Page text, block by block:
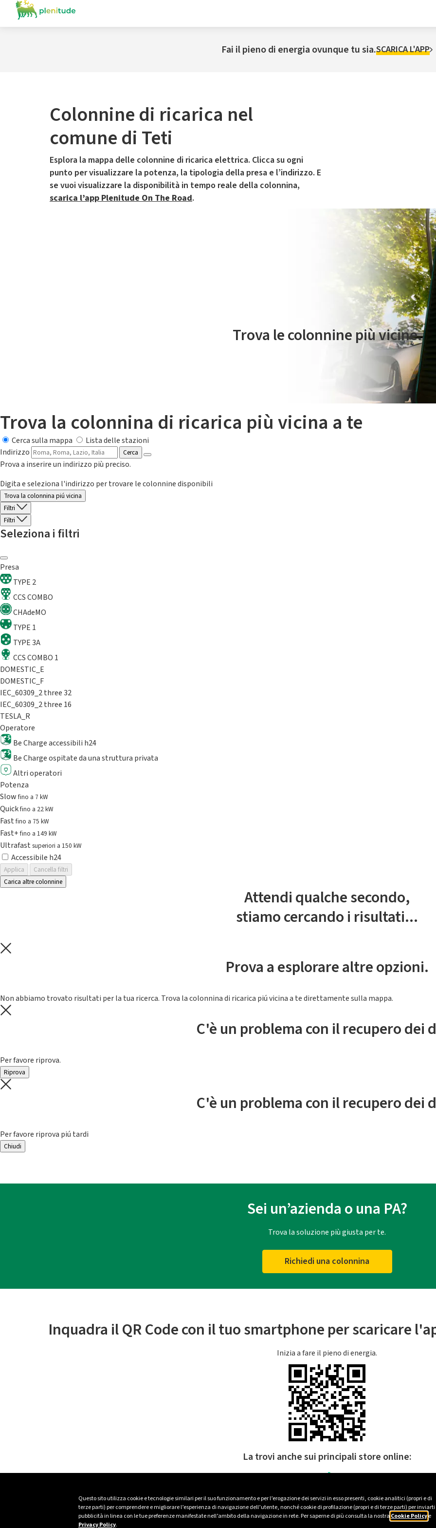
Questo sito utilizza cookie e tecnologie similari per il suo funzionamento e per l’erogazione dei servizi in esso presenti, cookie analitici (propri e di
terze parti) per comprendere e migliorare l’esperienza di navigazione dell’utente, nonché cookie di profilazione (propri e di terze parti) per inviarti
pubblicità in linea con le tue preferenze manifestate nell’ambito della navigazione in rete. Per saperne di più consulta la nostra Cookie Policye
Privacy Policy.
Fai il pieno di energia ovunque tu sia.SCARICA L'APP
Colonnine di ricarica nel
comune di Teti
Esplora la mappa delle colonnine di ricarica elettrica. Clicca su ogni
punto per visualizzare la potenza, la tipologia della presa e l’indirizzo. E
se vuoi visualizzare la disponibilità in tempo reale della colonnina,
scarica l’app Plenitude On The Road.
Il servizio di mobilità elettrica è gestito da Plenitude On The Road
Trova le colonnine più vicine.
Trova la colonnina di ricarica più vicina a te
Cerca sulla mappa
Lista delle stazioni
Indirizzo
Cerca
Prova a inserire un indirizzo più preciso.
Digita e seleziona l'indirizzo per trovare le colonnine disponibili
Trova la colonnina piú vicina
Filtri
Filtri
Seleziona i filtri
Presa
TYPE 2
CCS COMBO
CHAdeMO
TYPE 1
TYPE 3A
CCS COMBO 1
DOMESTIC_E
DOMESTIC_F
IEC_60309_2 three 32
IEC_60309_2 three 16
TESLA_R
Operatore
Be Charge accessibili h24
Be Charge ospitate da una struttura privata
Altri operatori
Potenza
Slowfino a 7 kW
Quickfino a 22 kW
Fastfino a 75 kW
Fast+fino a 149 kW
Ultrafast superiori a 150 kW
Accessibile h24
Applica
Cancella filtri
Carica altre colonnine
Attendi qualche secondo,
stiamo cercando i risultati...
Prova a esplorare altre opzioni.
Non abbiamo trovato risultati per la tua ricerca. Trova la colonnina di ricarica piú vicina a te direttamente sulla mappa.
C'è un problema con il recupero dei
Per favore riprova.
Riprova
C'è un problema con il recupero dei
Per favore riprova piú tardi
Chiudi
Sei un’azienda o una PA?
Trova la soluzione più giusta per te.
Richiedi una colonnina
Inquadra il QR Code con il tuo smartphone per scaricare
Inizia a fare il pieno di energia.
La trovi anche sui principali store online: